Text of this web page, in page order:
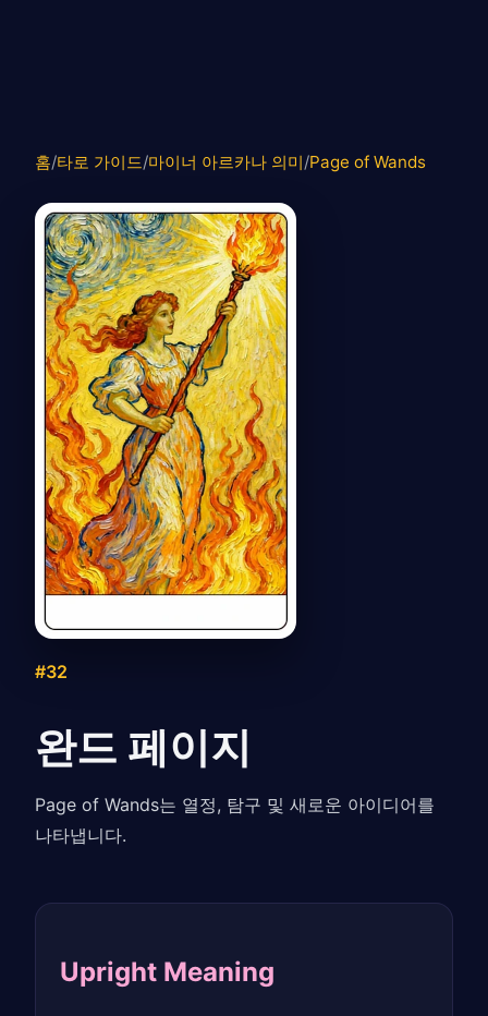
홈/타로 가이드/마이너 아르카나 의미/Page of Wands
#32
완드 페이지
Page of Wands는 열정, 탐구 및 새로운 아이디어를
나타냅니다.
Upright Meaning